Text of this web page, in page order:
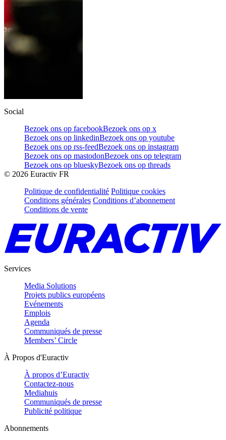
Social
Bezoek ons op facebookBezoek ons op x
Bezoek ons op linkedinBezoek ons op youtube
Bezoek ons op rss-feedBezoek ons op instagram
Bezoek ons op mastodonBezoek ons op telegram
Bezoek ons op blueskyBezoek ons op threads
© 2026 Euractiv FR
Politique de confidentialité Politique cookies
Conditions générales Conditions d’abonnement
Conditions de vente
Services
Media Solutions
Projets publics européens
Evénements
Emplois
Agenda
Communiqués de presse
Members’ Circle
À Propos d'Euractiv
À propos d’Euractiv
Contactez-nous
Mediahuis
Communiqués de presse
Publicité politique
Abonnements